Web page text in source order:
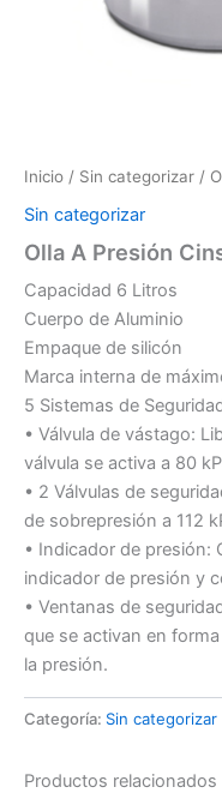
Inicio / Sin categorizar /
Sin categorizar
Olla A Presión
Capacidad 6 Litros
Cuerpo de Aluminio
Empaque de silicón
Marca interna de
5 Sistemas de
• Válvula de vástago:
válvula se activa a 80
• 2 Válvulas de
de sobrepresión a 112
• Indicador de presión:
indicador de presión y
• Ventanas de
que se activan en
la presión.
Categoría: Sin categorizar
Productos relacionados